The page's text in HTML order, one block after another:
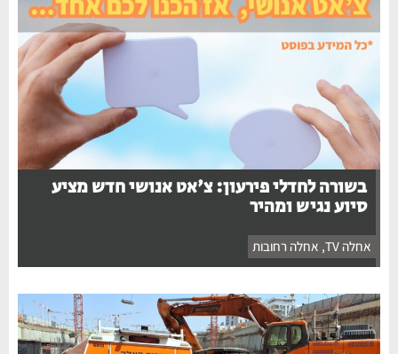
בשורה לחדלי פירעון: צ'אט אנושי חדש מציע
סיוע נגיש ומהיר
אחלה TV ,אחלה רחובות